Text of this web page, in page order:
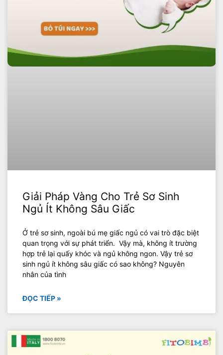
Giải Pháp Vàng Cho Trẻ Sơ Sinh
Ngủ Ít Không Sâu Giấc
Ở trẻ sơ sinh, ngoài bú mẹ giấc ngủ có vai trò đặc biệt
quan trọng với sự phát triển. Vậy mà, không ít trường
hợp trẻ lại quấy khóc và ngủ không ngon. Vậy trẻ sơ
sinh ngủ ít không sâu giấc có sao không? Nguyên
nhân của tình
ĐỌC TIẾP »